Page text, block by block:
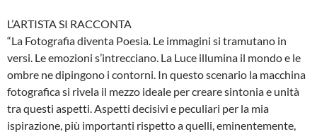
L’ARTISTA SI RACCONTA
“La Fotografia diventa Poesia. Le immagini si tramutano in
versi. Le emozioni s’intrecciano. La Luce illumina il mondo e le
ombre ne dipingono i contorni. In questo scenario la macchina
fotografica si rivela il mezzo ideale per creare sintonia e unità
tra questi aspetti. Aspetti decisivi e peculiari per la mia
ispirazione, più importanti rispetto a quelli, eminentemente,